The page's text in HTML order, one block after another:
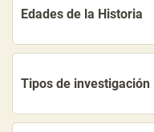
Edades de la Historia
Tipos de investigación